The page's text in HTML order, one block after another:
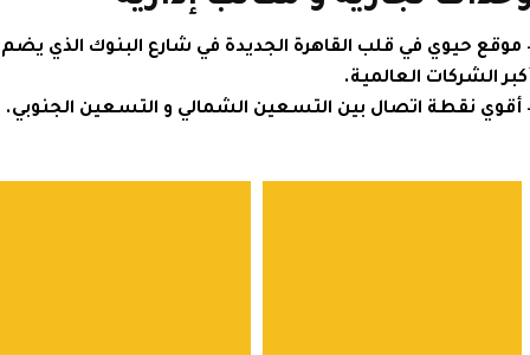
حيوي في قلب القاهرة الجديدة في شارع البنوك الذي يضم
العالمية.
نقطة اتصال بين التسعين الشمالي و التسعين الجنوبي.